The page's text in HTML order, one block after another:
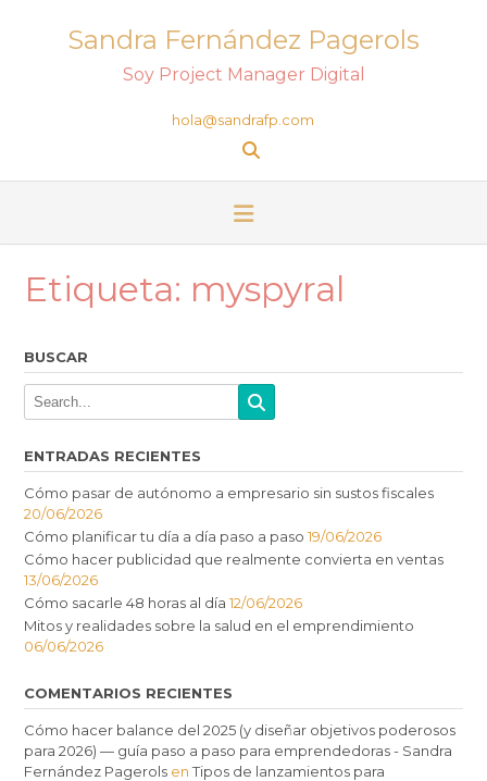
Sandra Fernández Pagerols
Soy Project Manager Digital
hola@sandrafp.com
Etiqueta: myspyral
BUSCAR
ENTRADAS RECIENTES
Cómo pasar de autónomo a empresario sin sustos fiscales
20/06/2026
Cómo planificar tu día a día paso a paso 19/06/2026
Cómo hacer publicidad que realmente convierta en ventas
13/06/2026
Cómo sacarle 48 horas al día 12/06/2026
Mitos y realidades sobre la salud en el emprendimiento
06/06/2026
COMENTARIOS RECIENTES
Cómo hacer balance del 2025 (y diseñar objetivos poderosos
para 2026) — guía paso a paso para emprendedoras - Sandra
Fernández Pagerols enTipos de lanzamientos para